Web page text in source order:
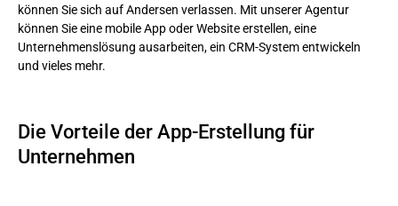
können Sie sich auf Andersen verlassen. Mit unserer Agentur
können Sie eine mobile App oder Website erstellen, eine
Unternehmenslösung ausarbeiten, ein CRM-System entwickeln
und vieles mehr.
Die Vorteile der App-Erstellung für
Unternehmen